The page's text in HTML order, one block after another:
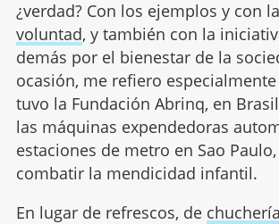
¿verdad? Con los ejemplos y con
voluntad, y también con la
demás por el bienestar de la
ocasión, me refiero
tuvo la Fundación Abrinq, en
las máquinas expendedoras
estaciones de metro en Sao
combatir la mendicidad infantil.
En lugar de refrescos, de